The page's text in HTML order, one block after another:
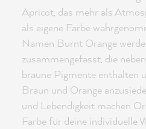
Apricot, das mehr als
als eigene Farbe
Namen Burnt Orange
zusammengefasst, die
braune Pigmente enthalten
Braun und Orange
und Lebendigkeit machen
Farbe für deine individuelle